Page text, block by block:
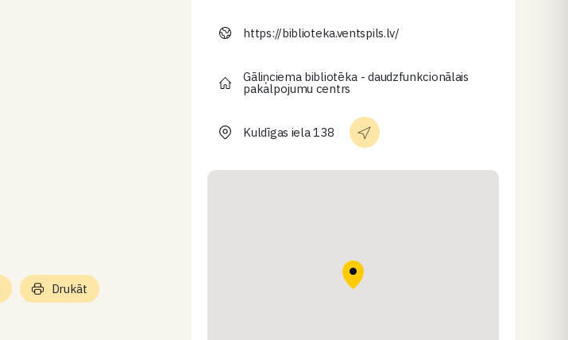
Drukāt
https://biblioteka.ventspils.lv/
Gāliņciema bibliotēka - daudzfunkcionālais
pakalpojumu centrs
Kuldīgas iela 138